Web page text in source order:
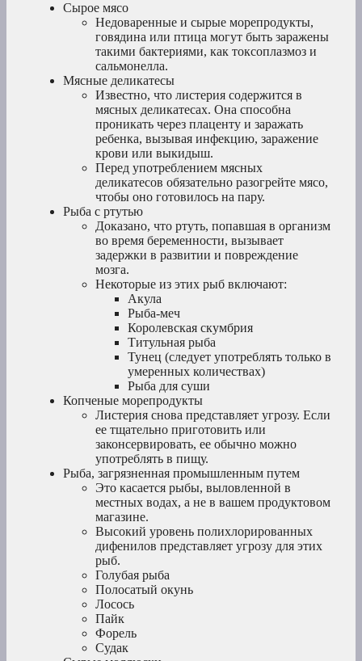
Сырое мясо
Недоваренные и сырые морепродукты,
говядина или птица могут быть заражены
такими бактериями, как токсоплазмоз и
сальмонелла.
Мясные деликатесы
Известно, что листерия содержится в
мясных деликатесах. Она способна
проникать через плаценту и заражать
ребенка, вызывая инфекцию, заражение
крови или выкидыш.
Перед употреблением мясных
деликатесов обязательно разогрейте мясо,
чтобы оно готовилось на пару.
Рыба с ртутью
Доказано, что ртуть, попавшая в организм
во время беременности, вызывает
задержки в развитии и повреждение
мозга.
Некоторые из этих рыб включают:
Акула
Рыба-меч
Королевская скумбрия
Титульная рыба
Тунец (следует употреблять только в
умеренных количествах)
Рыба для суши
Копченые морепродукты
Листерия снова представляет угрозу. Если
ее тщательно приготовить или
законсервировать, ее обычно можно
употреблять в пищу.
Рыба, загрязненная промышленным путем
Это касается рыбы, выловленной в
местных водах, а не в вашем продуктовом
магазине.
Высокий уровень полихлорированных
дифенилов представляет угрозу для этих
рыб.
Голубая рыба
Полосатый окунь
Лосось
Пайк
Форель
Судак